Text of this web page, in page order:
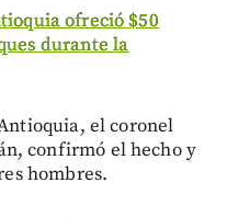
ofreció $50
durante la
el coronel
confirmó el hecho y
hombres.